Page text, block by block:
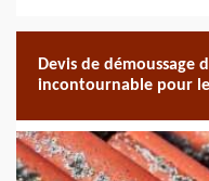
Devis de démoussage
incontournable pour